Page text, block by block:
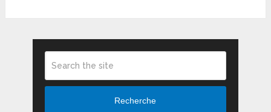
Recherche